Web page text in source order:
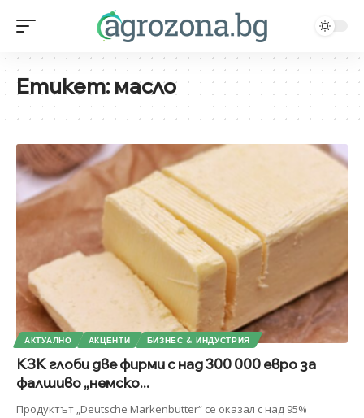
Етикет:масло
АКТУАЛНО АКЦЕНТИ БИЗНЕС & ИНДУСТРИЯ
КЗК глоби две фирми с над 300 000 евро за
фалшиво „немско...
Продуктът „Deutsche Markenbutter“ се оказал с над 95%